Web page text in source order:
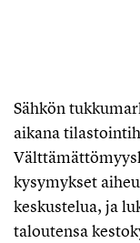
Sähkön
aikana
kysymykset
keskustelua, ja
taloutensa